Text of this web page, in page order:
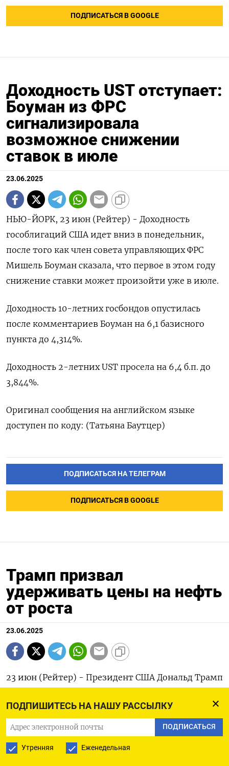
ПОДПИШИТЕСЬ НА НАШУ РАССЫЛКУ
ПОДПИСАТЬСЯ
Утренняя Еженедельная
ПОДПИСАТЬСЯ В GOOGLE
Доходность UST отступает:
Боуман из ФРС
сигнализировала
возможное снижении
ставок в июле
23.06.2025
НЬЮ-ЙОРК, 23 июн (Рейтер) - Доходность
гособлигаций США идет вниз в понедельник,
после того как член совета управляющих ФРС
Мишель Боуман сказала, что первое в этом году
снижение ставки может произойти уже в июле.
Доходность 10-летних госбондов опустилась
после комментариев Боуман на 6,1 базисного
пункта до 4,314%.
Доходность 2-летних UST просела на 6,4 б.п. до
3,844%.
Оригинал сообщения на английском языке
доступен по коду: (Татьяна Баутцер)
ПОДПИСАТЬСЯ НА ТЕЛЕГРАМ
ПОДПИСАТЬСЯ В GOOGLE
Трамп призвал
удерживать цены на нефть
от роста
23.06.2025
23 июн (Рейтер) - Президент США Дональд Трамп
цены от роста на фоне тревог о том, что
продолжающийся конфликт на Ближнем
Востоке может вызвать их скачок.